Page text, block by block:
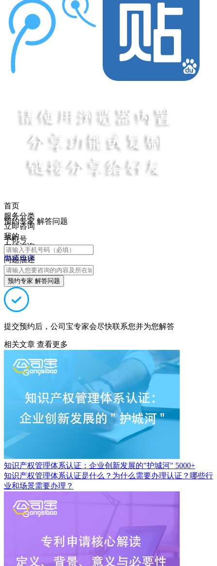
首页
服务分类
立即咨询
我的
在线咨询
电话咨询
预约专家 解答问题
手机号
问题描述
预约专家 解答问题
提交预约后，公司宝专家会尽快联系您并为您解答
相关文章 查看更多
知识产权管理体系认证：企业创新发展的"护城河" 5000+
知识产权管理体系认证是什么？为什么需要办理认证？哪些行
业和场景需要办理？